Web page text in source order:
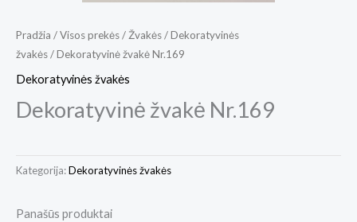
Pradžia /Visos prekės/ Žvakės/Dekoratyvinės
žvakės/ Dekoratyvinė žvakė Nr.169
Dekoratyvinės žvakės
Dekoratyvinė žvakė Nr.169
Kategorija:Dekoratyvinės žvakės
Panašūs produktai